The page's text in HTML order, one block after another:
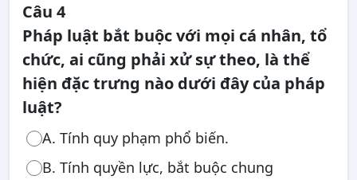
Câu 4
Pháp luật bắt buộc với mọi cá nhân, tổ
chức, ai cũng phải xử sự theo, là thể
hiện đặc trưng nào dưới đây của pháp
luật?
A. Tính quy phạm phổ biến.
B. Tính quyền lực, bắt buộc chung